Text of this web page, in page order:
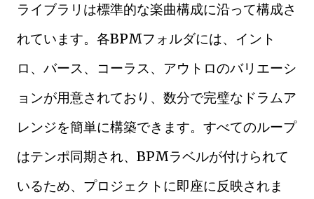
ライブラリは標準的な楽曲構成に沿って構成さ
れています。各BPMフォルダには、イント
ロ、バース、コーラス、アウトロのバリエーシ
ョンが用意されており、数分で完璧なドラムア
レンジを簡単に構築できます。すべてのループ
はテンポ同期され、BPMラベルが付けられて
いるため、プロジェクトに即座に反映されま